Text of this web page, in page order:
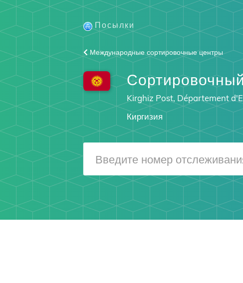
Посылки
Международные сортировочные центры
Kirghiz Post, Département
Киргизия